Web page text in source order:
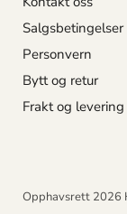
Salgsbetingelser
Personvern
Bytt og retur
Frakt og levering
Opphavsrett 2026